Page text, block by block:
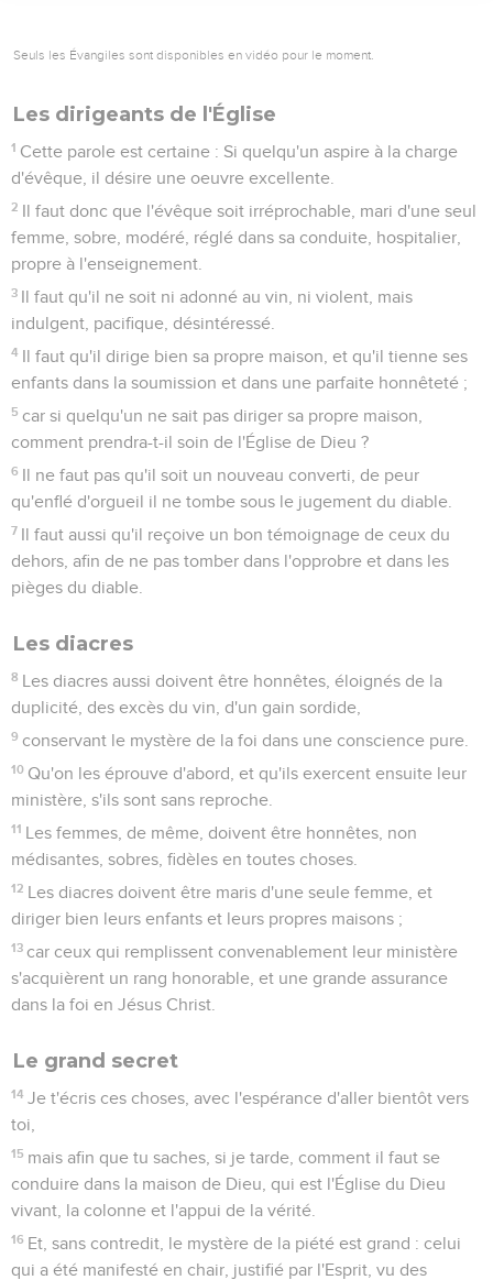
Seuls les Évangiles sont disponibles en vidéo pour le moment.
Les dirigeants de l'Église
1 Cette parole est certaine : Si quelqu'un aspire à la charge
d'évêque, il désire une oeuvre excellente.
2 Il faut donc que l'évêque soit irréprochable, mari d'une seul
femme, sobre, modéré, réglé dans sa conduite, hospitalier,
propre à l'enseignement.
3 Il faut qu'il ne soit ni adonné au vin, ni violent, mais
indulgent, pacifique, désintéressé.
4 Il faut qu'il dirige bien sa propre maison, et qu'il tienne ses
enfants dans la soumission et dans une parfaite honnêteté ;
5 car si quelqu'un ne sait pas diriger sa propre maison,
comment prendra-t-il soin de l'Église de Dieu ?
6 Il ne faut pas qu'il soit un nouveau converti, de peur
qu'enflé d'orgueil il ne tombe sous le jugement du diable.
7 Il faut aussi qu'il reçoive un bon témoignage de ceux du
dehors, afin de ne pas tomber dans l'opprobre et dans les
pièges du diable.
Les diacres
8 Les diacres aussi doivent être honnêtes, éloignés de la
duplicité, des excès du vin, d'un gain sordide,
9 conservant le mystère de la foi dans une conscience pure.
10 Qu'on les éprouve d'abord, et qu'ils exercent ensuite leur
ministère, s'ils sont sans reproche.
11 Les femmes, de même, doivent être honnêtes, non
médisantes, sobres, fidèles en toutes choses.
12 Les diacres doivent être maris d'une seule femme, et
diriger bien leurs enfants et leurs propres maisons ;
13 car ceux qui remplissent convenablement leur ministère
s'acquièrent un rang honorable, et une grande assurance
dans la foi en Jésus Christ.
Le grand secret
14 Je t'écris ces choses, avec l'espérance d'aller bientôt vers
toi,
15 mais afin que tu saches, si je tarde, comment il faut se
conduire dans la maison de Dieu, qui est l'Église du Dieu
vivant, la colonne et l'appui de la vérité.
16 Et, sans contredit, le mystère de la piété est grand : celui
qui a été manifesté en chair, justifié par l'Esprit, vu des